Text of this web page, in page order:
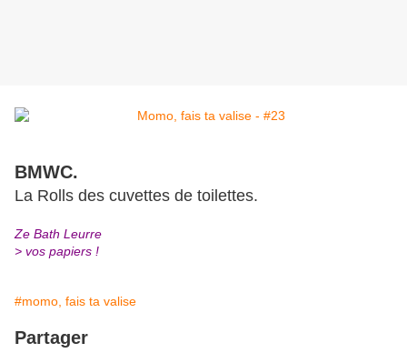
BMWC.
La Rolls des cuvettes de toilettes.
Ze Bath Leurre
> vos papiers !
#momo, fais ta valise
Partager